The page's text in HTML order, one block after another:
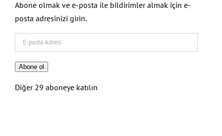
Abone olmak ve e-posta ile bildirimler almak için e-
posta adresinizi girin.
posta
Adresi
Abone ol
Diğer 29 aboneye katılın